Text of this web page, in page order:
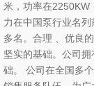
米，功率在2250KW
力在中国泵行业名
多名。合理 、优良
坚实的基础。公司
础。 公司在全国多